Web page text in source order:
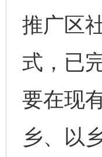
推广区
式，已
要在现
乡、以